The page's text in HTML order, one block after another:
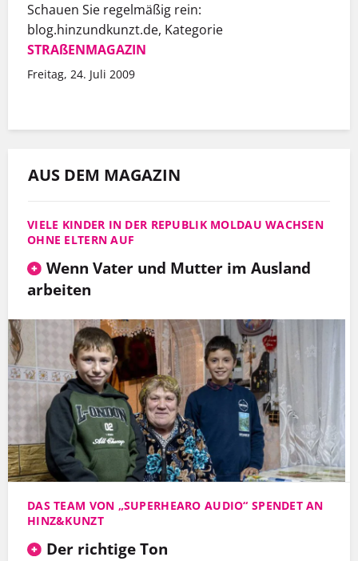
Schauen Sie regelmäßig rein:
blog.hinzundkunzt.de, Kategorie
STRAßENMAGAZIN
Freitag, 24. Juli 2009
AUS DEM MAGAZIN
VIELE KINDER IN DER REPUBLIK MOLDAU WACHSEN
OHNE ELTERN AUF
Wenn Vater und Mutter im Ausland
arbeiten
DAS TEAM VON „SUPERHEARO AUDIO“ SPENDET AN
HINZ&KUNZT
Der richtige Ton